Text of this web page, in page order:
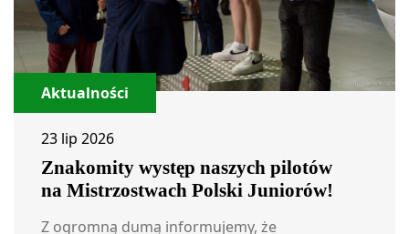
Aktualności
23 lip 2026
Znakomity występ naszych pilotów
na Mistrzostwach Polski Juniorów!
Z ogromną dumą informujemy, że